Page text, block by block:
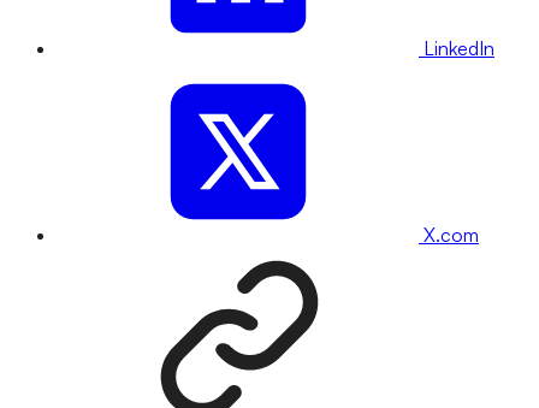
LinkedIn
X.com